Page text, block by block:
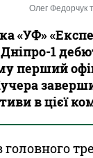
Олег Федорчук
«УФ»
1
перший
в цієї